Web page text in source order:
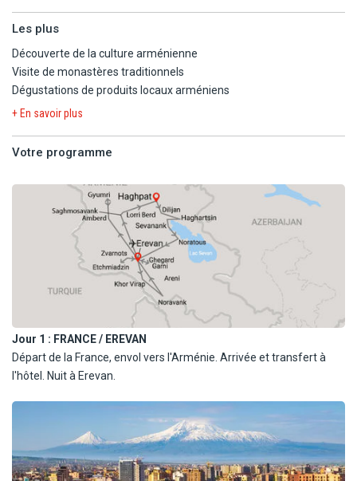
Les plus
Découverte de la culture arménienne
Visite de monastères traditionnels
Dégustations de produits locaux arméniens
+ En savoir plus
Votre programme
Jour 1 : FRANCE / EREVAN
Départ de la France, envol vers l'Arménie. Arrivée et transfert à
l'hôtel. Nuit à Erevan.